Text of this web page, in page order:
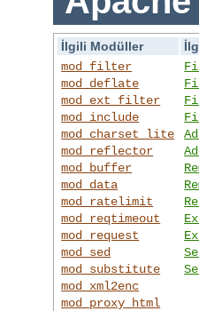
İlgili Modüller
mod_filter
mod_deflate
mod_ext_filter
mod_include
mod_charset_lite
mod_reflector
mod_buffer
mod_data
mod_ratelimit
mod_reqtimeout
mod_request
mod_sed
mod_substitute
mod_xml2enc
mod_proxy_html